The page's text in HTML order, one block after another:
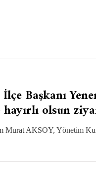
Başkanı
olsun
Murat AKSOY, Yönetim